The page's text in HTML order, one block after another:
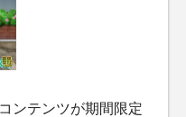
ンテンツが期間限定